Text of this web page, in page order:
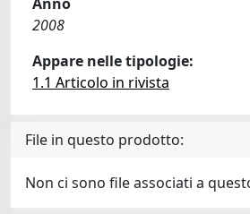
2008
Appare nelle tipologie:
1.1 Articolo in rivista
File in questo prodotto:
Non ci sono file associati a